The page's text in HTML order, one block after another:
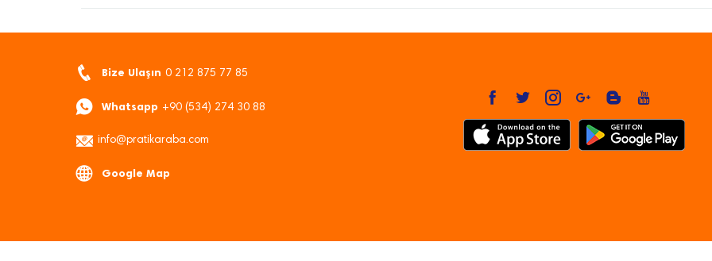
Bize Ulaşın 0 212 875 77 85
Whatsapp +90 (534) 274 30 88
info@pratikaraba.com
Google Map